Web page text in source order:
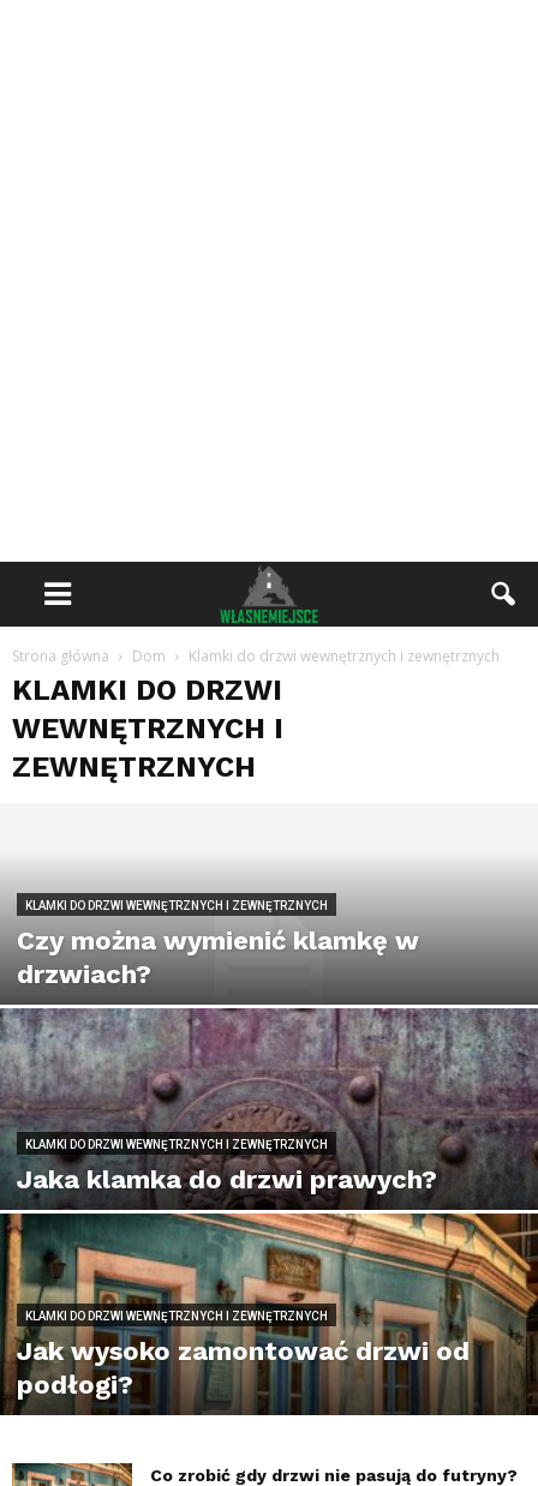
Strona główna Dom Klamki do drzwi wewnętrznych i zewnętrznych
KLAMKI DO DRZWI
WEWNĘTRZNYCH I
ZEWNĘTRZNYCH
KLAMKI DO DRZWI WEWNĘTRZNYCH I ZEWNĘTRZNYCH
Czy można wymienić klamkę w
drzwiach?
KLAMKI DO DRZWI WEWNĘTRZNYCH I ZEWNĘTRZNYCH
Jaka klamka do drzwi prawych?
KLAMKI DO DRZWI WEWNĘTRZNYCH I ZEWNĘTRZNYCH
Jak wysoko zamontować drzwi od
podłogi?
Co zrobić gdy drzwi nie pasują do futryny?